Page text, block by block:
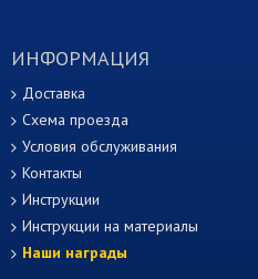
ИНФОРМАЦИЯ
Доставка
Схема проезда
Условия обслуживания
Контакты
Инструкции
Инструкции на материалы
Наши награды